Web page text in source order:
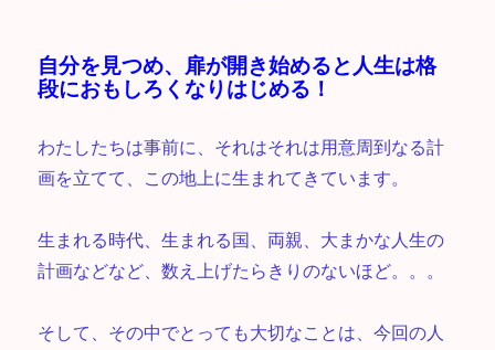
自分を見つめ、扉が開き始めると人生は格
段におもしろくなりはじめる！
わたしたちは事前に、それはそれは用意周到なる計
画を立てて、この地上に生まれてきています。
生まれる時代、生まれる国、両親、大まかな人生の
計画などなど、数え上げたらきりのないほど。。。
そして、その中でとっても大切なことは、今回の人